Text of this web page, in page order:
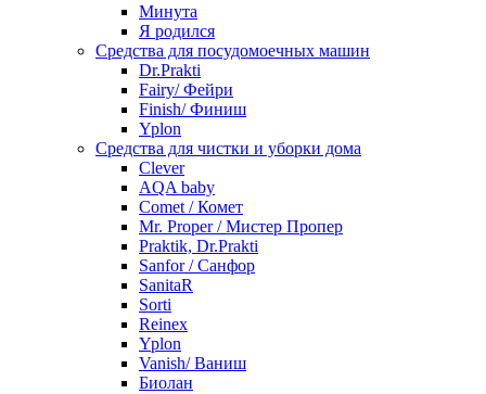
Минута
Я родился
Средства для посудомоечных машин
Dr.Prakti
Fairy/ Фейри
Finish/ Финиш
Yplon
Средства для чистки и уборки дома
Clever
AQA baby
Comet / Комет
Mr. Proper / Мистер Пропер
Praktik, Dr.Prakti
Sanfor / Санфор
SanitaR
Sorti
Reinex
Yplon
Vanish/ Ваниш
Биолан